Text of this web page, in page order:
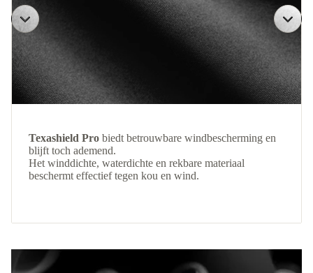
Texashield Pro biedt betrouwbare windbescherming en
blijft toch ademend.
Het winddichte, waterdichte en rekbare materiaal
beschermt effectief tegen kou en wind.